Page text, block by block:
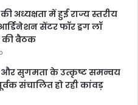
अध्यक्षता में हुई राज्य स्तरीय
सेंटर फॉर ड्रग लॉ
की बैठक
और सुगमता के उत्कृष्ट समन्वय
संचालित हो रही कांवड़